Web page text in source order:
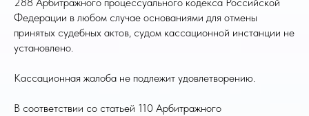
Федерации в любом случае основаниями для отмены
принятых судебных актов, судом кассационной инстанции не
установлено.
Кассационная жалоба не подлежит удовлетворению.
В соответствии со статьей 110 Арбитражного